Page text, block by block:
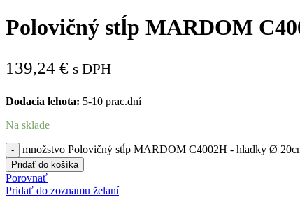
Polovičný stĺp MARDOM
139,24 € s DPH
Dodacia lehota: 5-10 prac.dní
Na sklade
množstvo Polovičný stĺp MARDOM C4002H - hladky Ø
Pridať do košíka
Porovnať
Pridať do zoznamu želaní